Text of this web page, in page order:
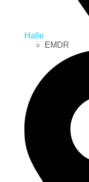
Halle
EMDR